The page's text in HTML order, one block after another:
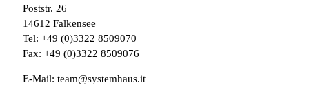
Poststr. 26
14612 Falkensee
Tel: +49 (0)3322 8509070
Fax: +49 (0)3322 8509076
E-Mail: team@systemhaus.it